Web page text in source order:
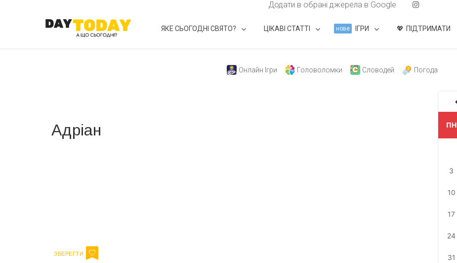
Додати в обрані джерела в Google
ЯКЕ СЬОГОДНІ СВЯТО? ЦІКАВІ СТАТТІ нове ІГРИ ПІДТРИМАТИ
Онлайн Ігри Головоломки Словодей Погода
Адріан ПН
3
10
17
24
31